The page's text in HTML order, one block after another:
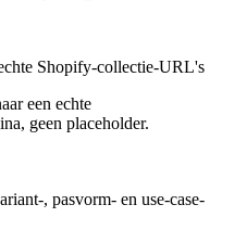
Shopify-collectie-URL's
een echte
geen placeholder.
, pasvorm- en use-case-